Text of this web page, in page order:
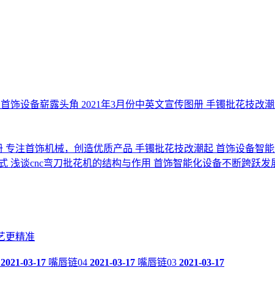
饰设备崭露头角 2021年3月份中英文宣传图册 手镯批花技改
专注首饰机械，创造优质产品 手镯批花技改潮起 首饰设备智
浅谈cnc弯刀批花机的结构与作用 首饰智能化设备不断跨跃发
更精准
2021-03-17 嘴唇链04 2021-03-17 嘴唇链03 2021-03-17